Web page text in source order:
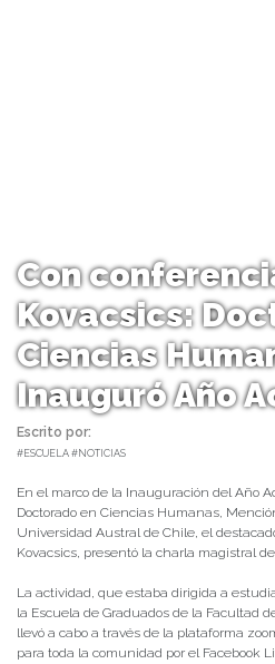
Con
Kovacsics:
Ciencias
Inauguró Año
Escrito por:
#ESCUELA #NOTICIAS
En el marco de la Inauguración del Año
Doctorado en Ciencias Humanas,
Universidad Austral de Chile, el
Kovacsics, presentó la charla magistral
La actividad, que estaba dirigida a
la Escuela de Graduados de la Facultad
llevó a cabo a través de la plataforma
para toda la comunidad por el Facebook